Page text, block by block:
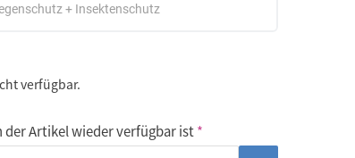
+ Insektenschutz
verfügbar.
Artikel wieder verfügbar ist